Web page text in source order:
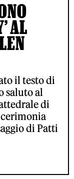
AL
il testo di
saluto al
di
di Patti